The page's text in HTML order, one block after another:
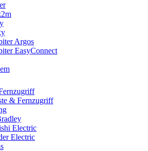
Argos
EasyConnect
& Fernzugriff
Electric
Electric